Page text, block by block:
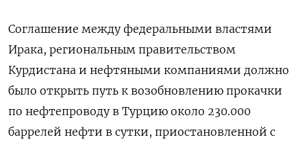
Соглашение между федеральными властями
Ирака, региональным правительством
Курдистана и нефтяными компаниями должно
было открыть путь к возобновлению прокачки
по нефтепроводу в Турцию около 230.000
баррелей нефти в сутки, приостановленной с